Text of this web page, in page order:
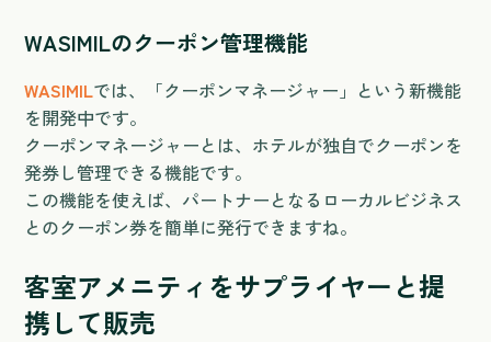
WASIMILのクーポン管理機能
WASIMILでは、「クーポンマネージャー」という新機能
を開発中です。
クーポンマネージャーとは、ホテルが独自でクーポンを
発券し管理できる機能です。
この機能を使えば、パートナーとなるローカルビジネス
とのクーポン券を簡単に発行できますね。
客室アメニティをサプライヤーと提
携して販売